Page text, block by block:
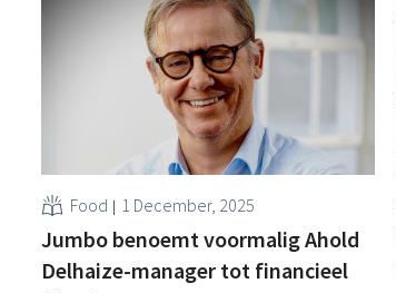
Food 1 December, 2025
Jumbo benoemt voormalig Ahold
Delhaize-manager tot financieel